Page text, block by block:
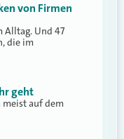
von Firmen
Alltag. Und 47
die im
geht
meist auf dem